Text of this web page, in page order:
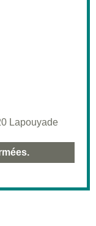
Lapouyade